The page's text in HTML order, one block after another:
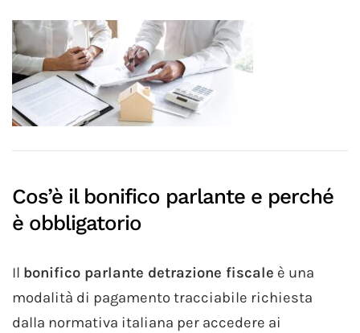
Cos’è il bonifico parlante e perché
è obbligatorio
Il bonifico parlante detrazione fiscale è una
modalità di pagamento tracciabile richiesta
dalla normativa italiana per accedere ai